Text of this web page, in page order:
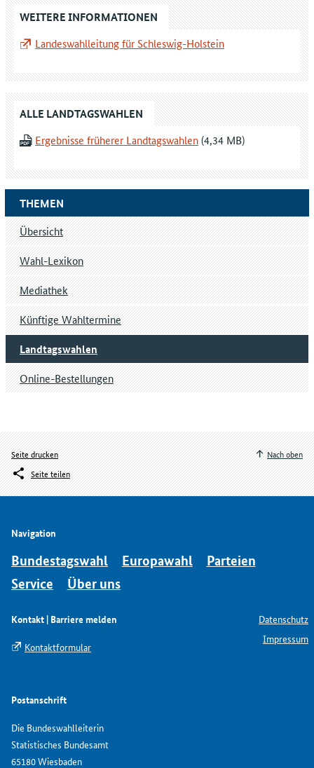
THEMEN
Übersicht
Wahl-Lexikon
Mediathek
Künftige Wahltermine
Landtagswahlen
Online-Bestellungen
WEITERE INFORMATIONEN
Landeswahlleitung für Schleswig-Holstein
ALLE LANDTAGSWAHLEN
Ergebnisse früherer Landtagswahlen
Seite drucken
Seite teilen
Nach oben
Navigation
Bundestagswahl Europawahl
Parteien
Service
Über uns
Kontakt | Barriere melden
Kontaktformular
Postanschrift
Die Bundeswahlleiterin
Statistisches Bundesamt
65180 Wiesbaden
Datenschutz
Impressum